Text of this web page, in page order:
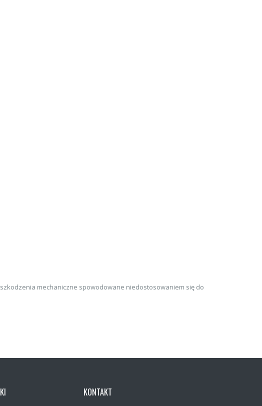
mechaniczne spowodowane niedostosowaniem się do
KONTAKT